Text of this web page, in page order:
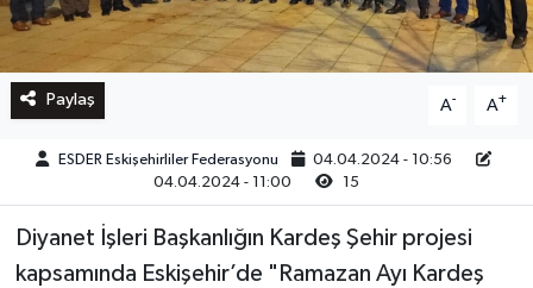
Paylaş A- A+
ESDER Eskişehirliler Federasyonu
04.04.2024 - 10:56
04.04.2024 - 11:00
15
Diyanet İşleri Başkanlığın Kardeş Şehir projesi
kapsamında Eskişehir’de "Ramazan Ayı Kardeş